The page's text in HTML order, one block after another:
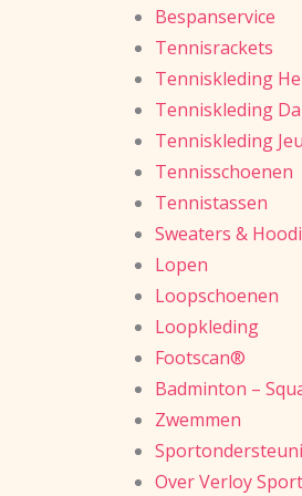
Bespanservice
Tennisrackets
Tenniskleding
Tenniskleding
Tenniskleding
Tennisschoenen
Tennistassen
Sweaters &
Lopen
Loopschoenen
Loopkleding
Footscan®
Badminton –
Zwemmen
Over Verloy Sport